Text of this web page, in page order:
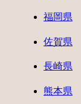
福岡県
佐賀県
長崎県
熊本県